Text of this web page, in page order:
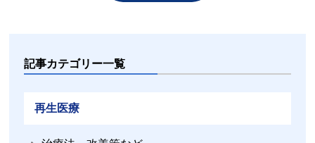
記事カテゴリー一覧
再生医療